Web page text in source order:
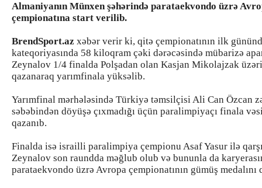
Almaniyanın Münxen şəhərində parataekvondo üzrə
çempionatına start verilib.
BrendSport.az xəbər verir ki, qitə çempionatının ilk
kateqoriyasında 58 kiloqram çəki dərəcəsində mübarizə
Zeynalov 1/4 finalda Polşadan olan Kasjan Mikolajzak
qazanaraq yarımfinala yüksəlib.
Yarımfinal mərhələsində Türkiyə təmsilçisi Ali Can Özcan
səbəbindən döyüşə çıxmadığı üçün paralimpiyaçı finala
qazanıb.
Finalda isə israilli paralimpiya çempionu Asaf Yasur ilə
Zeynalov son raundda məğlub olub və bununla da
parataekvondo üzrə Avropa çempionatının gümüş medalını